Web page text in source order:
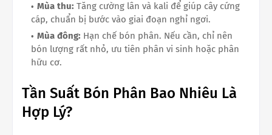
Mùa thu: Tăng cường lân và kali để giúp cây cứng
cáp, chuẩn bị bước vào giai đoạn nghỉ ngơi.
Mùa đông: Hạn chế bón phân. Nếu cần, chỉ nên
bón lượng rất nhỏ, ưu tiên phân vi sinh hoặc phân
hữu cơ.
Tần Suất Bón Phân Bao Nhiêu Là
Hợp Lý?